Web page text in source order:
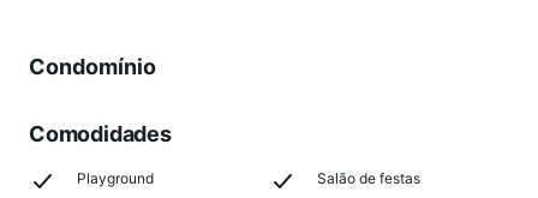
Condomínio
Comodidades
Playground Salão de festas